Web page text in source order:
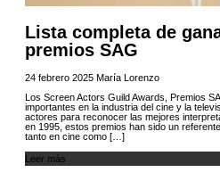
Lista completa de
premios SAG
24 febrero 2025 María Lorenzo
Los Screen Actors Guild Awards, Premios
importantes en la industria del cine y la
actores para reconocer las mejores
en 1995, estos premios han sido un
tanto en cine como […]
Leer más